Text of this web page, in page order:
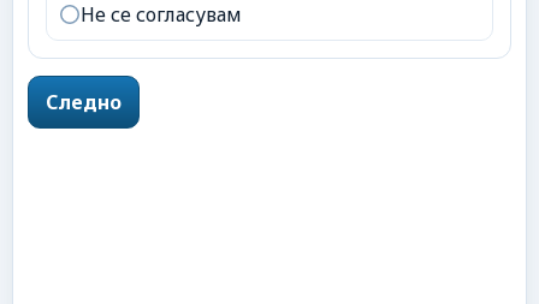
Не се согласувам
Следно